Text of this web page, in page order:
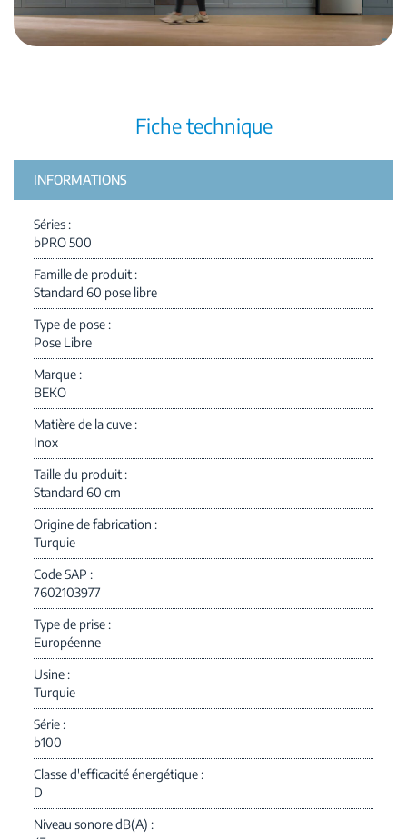
Fiche technique
INFORMATIONS
Séries
bPRO 500
Famille de produit
Standard 60 pose libre
Type de pose
Pose Libre
Marque
BEKO
Matière de la cuve
Inox
Taille du produit
Standard 60 cm
Origine de fabrication
Turquie
Code SAP
7602103977
Type de prise
Européenne
Usine
Turquie
Série
b100
Classe d'efficacité énergétique
D
Niveau sonore dB(A)